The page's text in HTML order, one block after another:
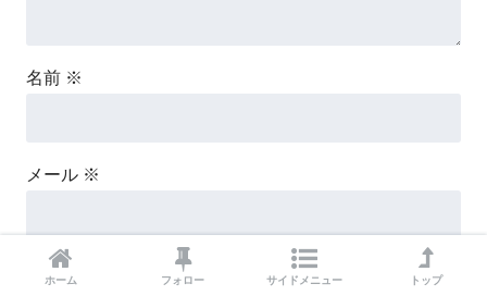
名前 ※
メール ※
サイト
ホーム フォロー サイドメニュー トップ